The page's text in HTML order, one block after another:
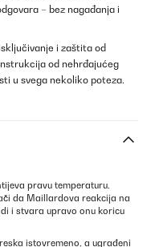
– bez nagađanja i
i zaštita od
od nehrđajućeg
u svega nekoliko poteza.
pravu temperaturu.
da Maillardova reakcija na
i stvara upravo onu koricu
istovremeno, a ugrađeni